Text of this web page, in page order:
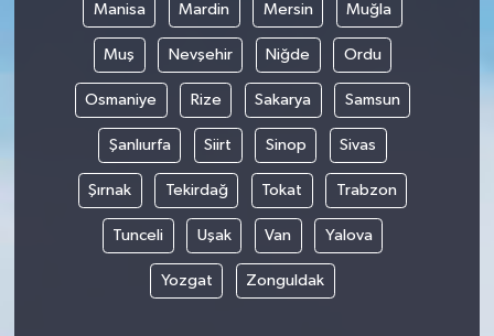
Manisa Mardin Mersin Muğla
Muş Nevşehir Niğde Ordu
Osmaniye Rize Sakarya Samsun
Şanlıurfa Siirt Sinop Sivas
Şırnak Tekirdağ Tokat Trabzon
Tunceli Uşak Van Yalova
Yozgat Zonguldak